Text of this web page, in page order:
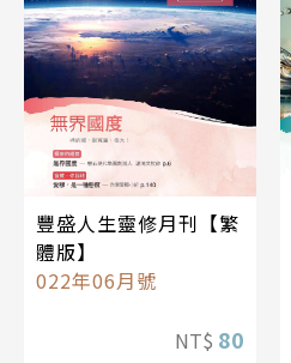
豐盛人生靈修月刊【繁
體版】
022年06月號
NT$ 80